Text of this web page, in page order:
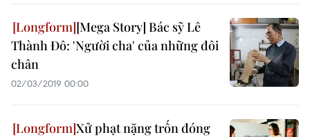
[Mega Story] Bác sỹ Lê
Thành Đô: 'Người cha' của những đôi
chân
02/03/2019 00:00
Xử phạt nặng trốn đóng